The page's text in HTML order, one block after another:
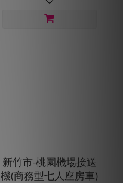
新竹市-桃園機場接送
機(商務型七人座房車)